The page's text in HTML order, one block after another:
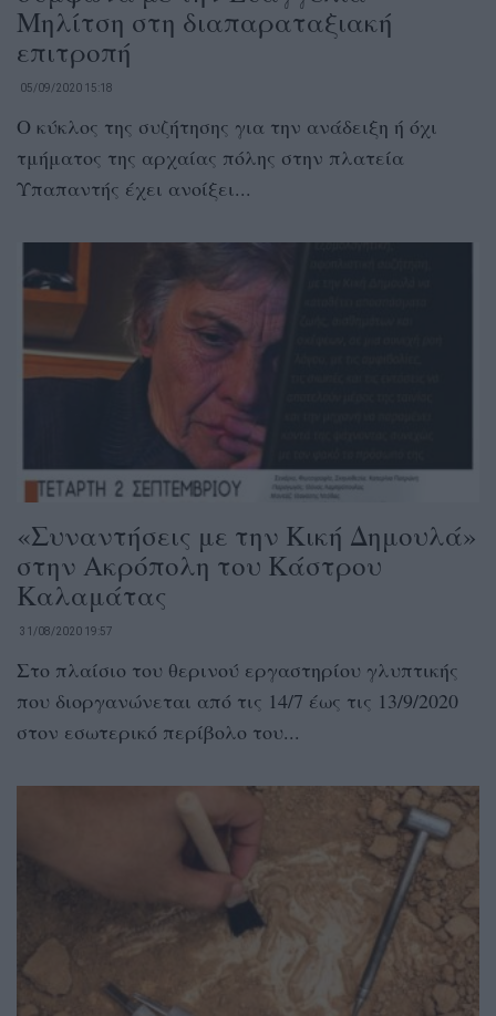
Μηλίτση στη διαπαραταξιακή
επιτροπή
05/09/2020 15:18
Ο κύκλος της συζήτησης για την ανάδειξη ή όχι
τμήματος της αρχαίας πόλης στην πλατεία
Υπαπαντής έχει ανοίξει...
«Συναντήσεις με την Κική Δημουλά»
στην Ακρόπολη του Κάστρου
Καλαμάτας
31/08/2020 19:57
Στο πλαίσιο του θερινού εργαστηρίου γλυπτικής
που διοργανώνεται από τις 14/7 έως τις 13/9/2020
στον εσωτερικό περίβολο του...